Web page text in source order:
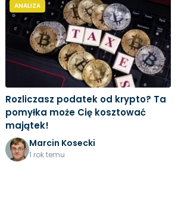
ANALIZA
Rozliczasz podatek od krypto? Ta
pomyłka może Cię kosztować
majątek!
Marcin Kosecki
1 rok temu